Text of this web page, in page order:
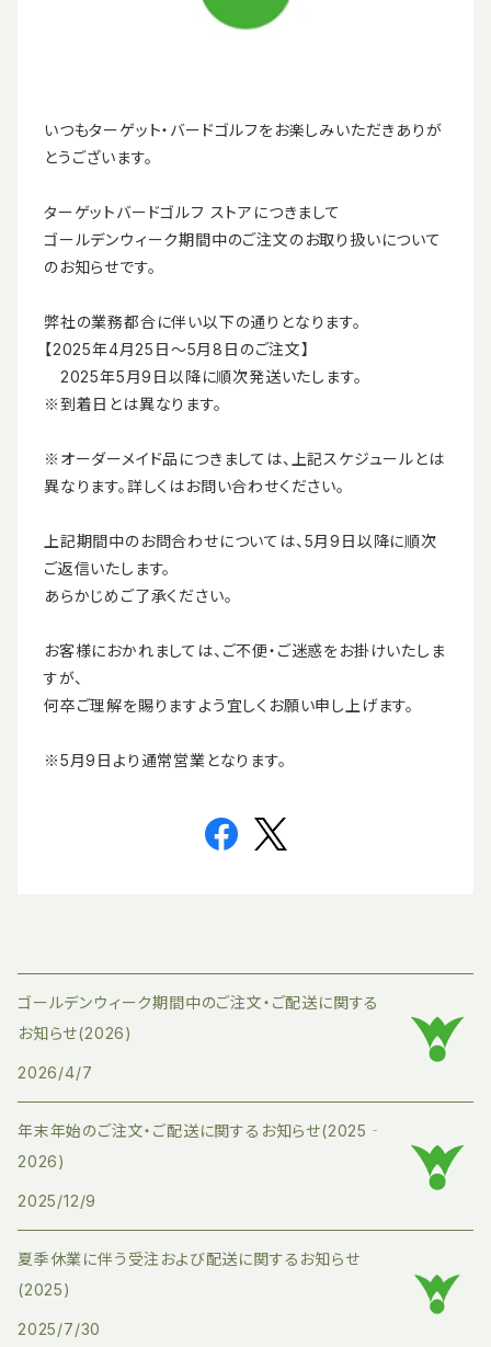
いつもターゲット・バードゴルフをお楽しみいただきありが
とうございます。
ターゲットバードゴルフ ストアにつきまして
ゴールデンウィーク期間中のご注文のお取り扱いについて
のお知らせです。
弊社の業務都合に伴い以下の通りとなります。
【2025年4月25日～5月8日のご注文】
2025年5月9日以降に順次発送いたします。
※到着日とは異なります。
※オーダーメイド品につきましては、上記スケジュールとは
異なります。詳しくはお問い合わせください。
上記期間中のお問合わせについては、5月9日以降に順次
ご返信いたします。
あらかじめご了承ください。
お客様におかれましては、ご不便・ご迷惑をお掛けいたしま
すが、
何卒ご理解を賜りますよう宜しくお願い申し上げます。
※5月9日より通常営業となります。
ゴールデンウィーク期間中のご注文・ご配送に関する
お知らせ(2026)
2026/4/7
年末年始のご注文・ご配送に関するお知らせ(2025‐
2026)
2025/12/9
夏季休業に伴う受注および配送に関するお知らせ
(2025)
2025/7/30